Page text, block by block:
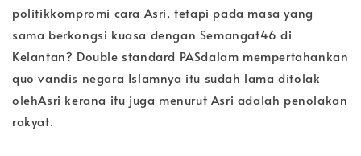
politikkompromi cara Asri, tetapi pada masa yang
sama berkongsi kuasa dengan Semangat46 di
Kelantan? Double standard PASdalam mempertahankan
quo vandis negara Islamnya itu sudah lama ditolak
olehAsri kerana itu juga menurut Asri adalah penolakan
rakyat.